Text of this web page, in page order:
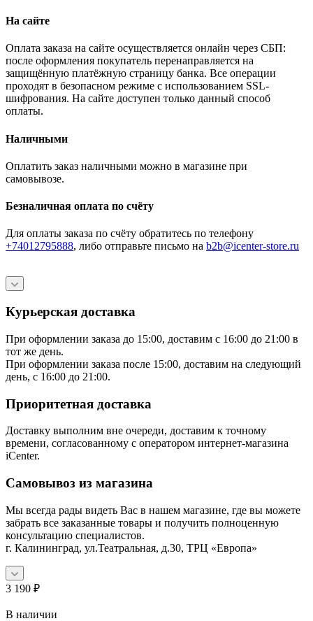
На сайте
Оплата заказа на сайте осуществляется онлайн через СБП:
после оформления покупатель перенаправляется на
защищённую платёжную страницу банка. Все операции
проходят в безопасном режиме с использованием SSL-
шифрования. На сайте доступен только данный способ
оплаты.
Наличными
Оплатить заказ наличными можно в магазине при
самовывозе.
Безналичная оплата по счёту
Для оплаты заказа по счёту обратитесь по телефону
+74012795888, либо отправьте письмо на b2b@icenter-store.ru
Курьерская доставка
При оформлении заказа до 15:00, доставим с 16:00 до 21:00 в
тот же день.
При оформлении заказа после 15:00, доставим на следующий
день, с 16:00 до 21:00.
Приоритетная доставка
Доставку выполним вне очереди, доставим к точному
времени, согласованному с оператором интернет-магазина
iCenter.
Самовывоз из магазина
Мы всегда рады видеть Вас в нашем магазине, где вы можете
забрать все заказанные товары и получить полноценную
консультацию специалистов.
г. Калининград, ул.Театральная, д.30, ТРЦ «Европа»
3 190 ₽
В наличии